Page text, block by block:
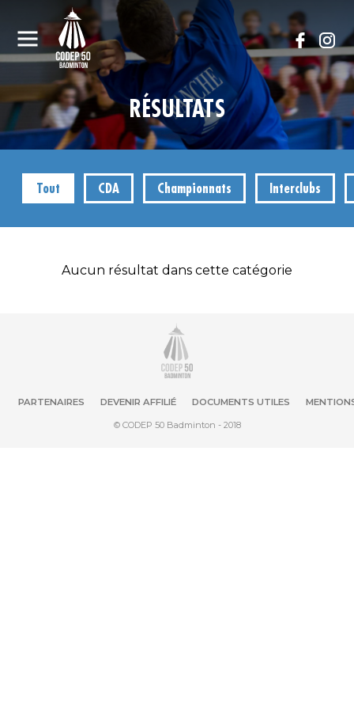
RÉSULTATS
Tout CDA Championnats Interclubs
Aucun résultat dans cette catégorie
PARTENAIRES DEVENIR AFFILIÉ DOCUMENTS UTILES
© CODEP 50 Badminton - 2018